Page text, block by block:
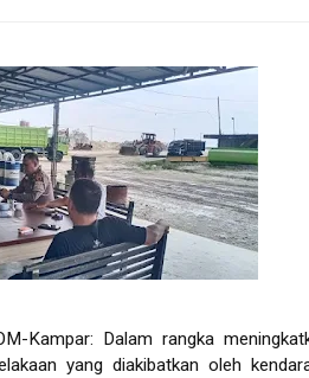
Kampar: Dalam rangka
yang diakibatkan oleh